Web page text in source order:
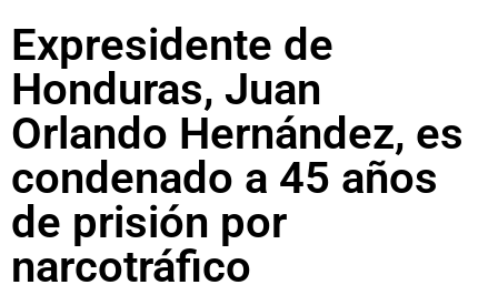
Expresidente de
Honduras, Juan
Orlando Hernández, es
condenado a 45 años
de prisión por
narcotráfico